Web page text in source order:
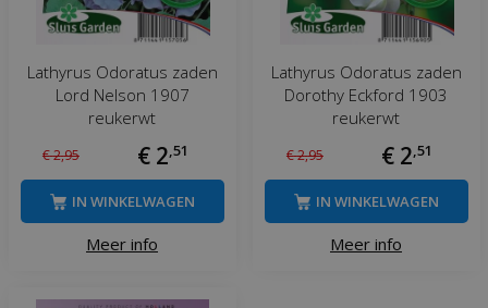
Lathyrus Odoratus zaden
Lord Nelson 1907
reukerwt
€2,95 € 2,51
Meer info
IN WINKELWAGEN
Lathyrus Odoratus zaden
Dorothy Eckford 1903
reukerwt
€2,95 € 2,51
Meer info
IN WINKELWAGEN